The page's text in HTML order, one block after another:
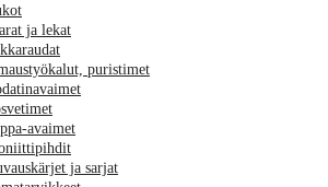
ja lekat
puristimet
avaimet
ja sarjat